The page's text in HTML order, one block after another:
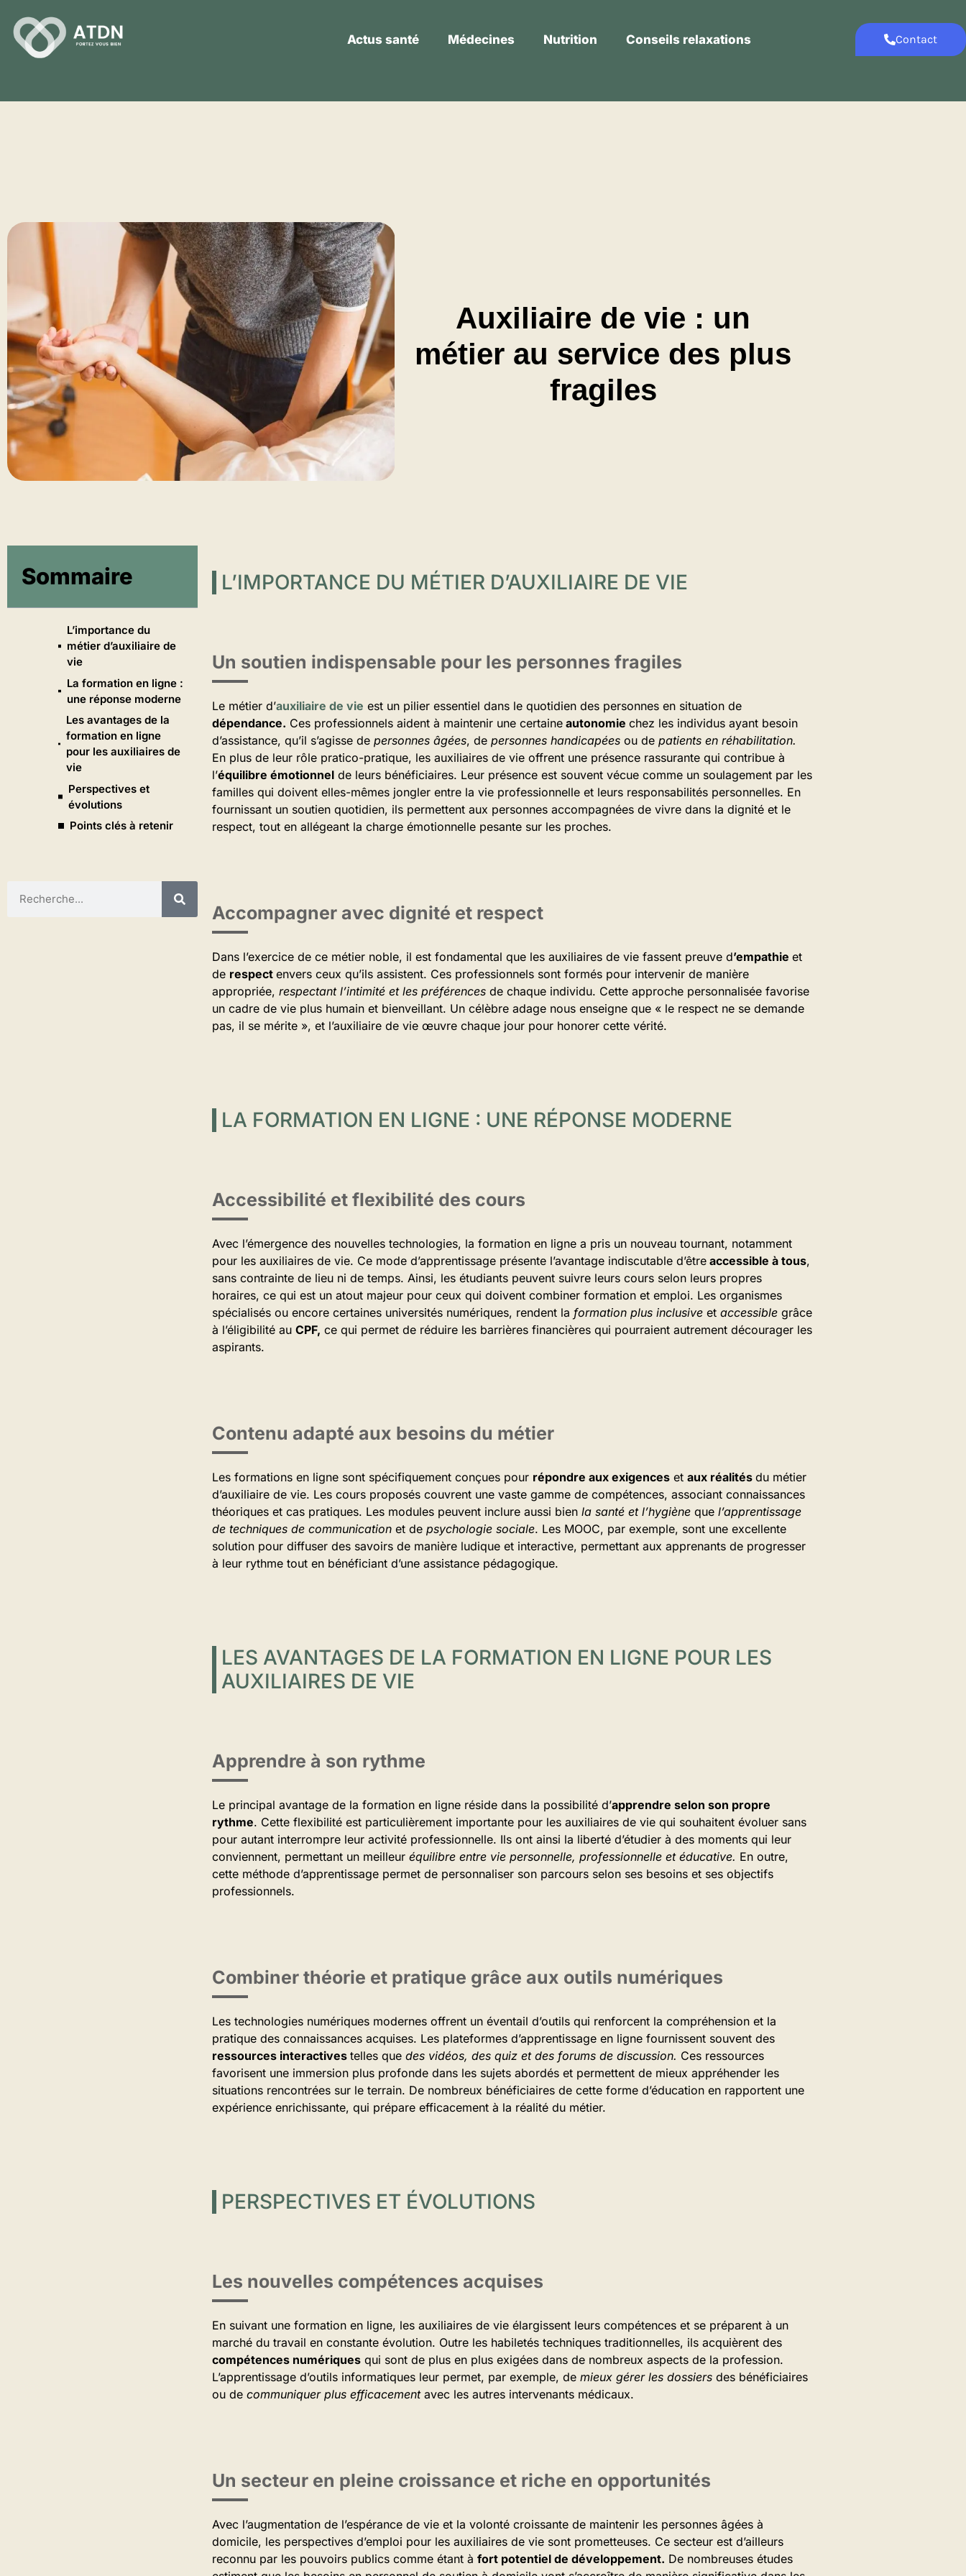
Actus santé Médecines Nutrition Conseils relaxations Contact
Auxiliaire de vie : un
métier au service des plus
fragiles
Sommaire
L’importance du
métier d’auxiliaire de
vie
La formation en ligne :
une réponse moderne
Les avantages de la
formation en ligne
pour les auxiliaires de
vie
Perspectives et
évolutions
Points clés à retenir
L’IMPORTANCE DU MÉTIER D’AUXILIAIRE DE VIE
Un soutien indispensable pour les personnes fragiles
Le métier d’auxiliaire de vie est un pilier essentiel dans le quotidien des personnes en situation de
dépendance. Ces professionnels aident à maintenir une certaine autonomie chez les individus ayant besoin
d’assistance, qu’il s’agisse de personnes âgées, de personnes handicapées ou de patients en réhabilitation.
En plus de leur rôle pratico-pratique, les auxiliaires de vie offrent une présence rassurante qui contribue à
l’équilibre émotionnel de leurs bénéficiaires. Leur présence est souvent vécue comme un soulagement par les
familles qui doivent elles-mêmes jongler entre la vie professionnelle et leurs responsabilités personnelles. En
fournissant un soutien quotidien, ils permettent aux personnes accompagnées de vivre dans la dignité et le
respect, tout en allégeant la charge émotionnelle pesante sur les proches.
Accompagner avec dignité et respect
Dans l’exercice de ce métier noble, il est fondamental que les auxiliaires de vie fassent preuve d’empathie et
de respect envers ceux qu’ils assistent. Ces professionnels sont formés pour intervenir de manière
appropriée, respectant l’intimité et les préférences de chaque individu. Cette approche personnalisée favorise
un cadre de vie plus humain et bienveillant. Un célèbre adage nous enseigne que « le respect ne se demande
pas, il se mérite », et l’auxiliaire de vie œuvre chaque jour pour honorer cette vérité.
LA FORMATION EN LIGNE : UNE RÉPONSE MODERNE
Accessibilité et flexibilité des cours
Avec l’émergence des nouvelles technologies, la formation en ligne a pris un nouveau tournant, notamment
pour les auxiliaires de vie. Ce mode d’apprentissage présente l’avantage indiscutable d’être accessible à tous,
sans contrainte de lieu ni de temps. Ainsi, les étudiants peuvent suivre leurs cours selon leurs propres
horaires, ce qui est un atout majeur pour ceux qui doivent combiner formation et emploi. Les organismes
spécialisés ou encore certaines universités numériques, rendent la formation plus inclusive et accessible grâce
à l’éligibilité au CPF, ce qui permet de réduire les barrières financières qui pourraient autrement décourager les
aspirants.
Contenu adapté aux besoins du métier
Les formations en ligne sont spécifiquement conçues pour répondre aux exigences et aux réalités du métier
d’auxiliaire de vie. Les cours proposés couvrent une vaste gamme de compétences, associant connaissances
théoriques et cas pratiques. Les modules peuvent inclure aussi bien la santé et l’hygiène que l’apprentissage
de techniques de communication et de psychologie sociale. Les MOOC, par exemple, sont une excellente
solution pour diffuser des savoirs de manière ludique et interactive, permettant aux apprenants de progresser
à leur rythme tout en bénéficiant d’une assistance pédagogique.
LES AVANTAGES DE LA FORMATION EN LIGNE POUR LES
AUXILIAIRES DE VIE
Apprendre à son rythme
Le principal avantage de la formation en ligne réside dans la possibilité d’apprendre selon son propre
rythme. Cette flexibilité est particulièrement importante pour les auxiliaires de vie qui souhaitent évoluer sans
pour autant interrompre leur activité professionnelle. Ils ont ainsi la liberté d’étudier à des moments qui leur
conviennent, permettant un meilleur équilibre entre vie personnelle, professionnelle et éducative. En outre,
cette méthode d’apprentissage permet de personnaliser son parcours selon ses besoins et ses objectifs
professionnels.
Combiner théorie et pratique grâce aux outils numériques
Les technologies numériques modernes offrent un éventail d’outils qui renforcent la compréhension et la
pratique des connaissances acquises. Les plateformes d’apprentissage en ligne fournissent souvent des
ressources interactives telles que des vidéos, des quiz et des forums de discussion. Ces ressources
favorisent une immersion plus profonde dans les sujets abordés et permettent de mieux appréhender les
situations rencontrées sur le terrain. De nombreux bénéficiaires de cette forme d’éducation en rapportent une
expérience enrichissante, qui prépare efficacement à la réalité du métier.
PERSPECTIVES ET ÉVOLUTIONS
Les nouvelles compétences acquises
En suivant une formation en ligne, les auxiliaires de vie élargissent leurs compétences et se préparent à un
marché du travail en constante évolution. Outre les habiletés techniques traditionnelles, ils acquièrent des
compétences numériques qui sont de plus en plus exigées dans de nombreux aspects de la profession.
L’apprentissage d’outils informatiques leur permet, par exemple, de mieux gérer les dossiers des bénéficiaires
ou de communiquer plus efficacementavec les autres intervenants médicaux.
Un secteur en pleine croissance et riche en opportunités
Avec l’augmentation de l’espérance de vie et la volonté croissante de maintenir les personnes âgées à
domicile, les perspectives d’emploi pour les auxiliaires de vie sont prometteuses. Ce secteur est d’ailleurs
reconnu par les pouvoirs publics comme étant à fort potentiel de développement. De nombreuses études